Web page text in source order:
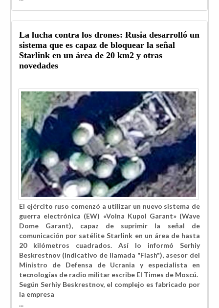
La lucha contra los drones: Rusia desarrolló un
sistema que es capaz de bloquear la señal
Starlink en un área de 20 km2 y otras
novedades
El ejército ruso comenzó a utilizar un nuevo sistema de
guerra electrónica (EW) «Volna Kupol Garant» (Wave
Dome Garant), capaz de suprimir la señal de
comunicación por satélite Starlink en un área de hasta
20 kilómetros cuadrados. Así lo informó Serhiy
Beskrestnov (indicativo de llamada "Flash"), asesor del
Ministro de Defensa de Ucrania y especialista en
tecnologías de radio militar escribe El Times de Moscú.
Según Serhiy Beskrestnov, el complejo es fabricado por
la empresa
...